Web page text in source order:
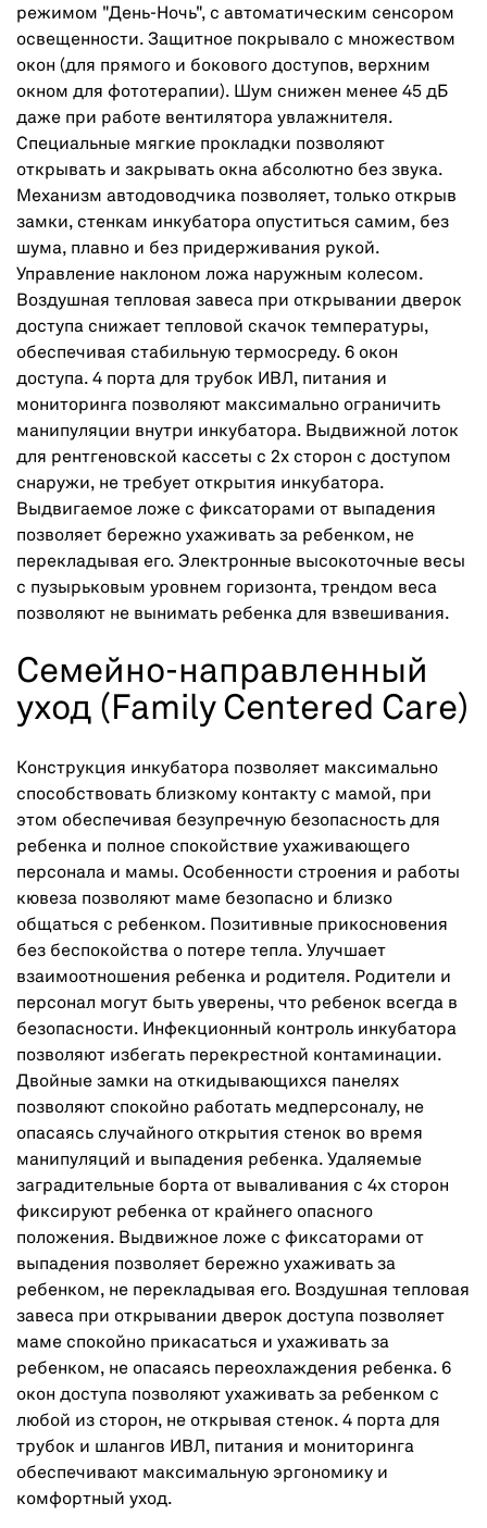
режимом "День-Ночь", с автоматическим сенсором
освещенности. Защитное покрывало с множеством
окон (для прямого и бокового доступов, верхним
окном для фототерапии). Шум снижен менее 45 дБ
даже при работе вентилятора увлажнителя.
Специальные мягкие прокладки позволяют
открывать и закрывать окна абсолютно без звука.
Механизм автодоводчика позволяет, только открыв
замки, стенкам инкубатора опуститься самим, без
шума, плавно и без придерживания рукой.
Управление наклоном ложа наружным колесом.
Воздушная тепловая завеса при открывании дверок
доступа снижает тепловой скачок температуры,
обеспечивая стабильную термосреду. 6 окон
доступа. 4 порта для трубок ИВЛ, питания и
мониторинга позволяют максимально ограничить
манипуляции внутри инкубатора. Выдвижной лоток
для рентгеновской кассеты с 2х сторон с доступом
снаружи, не требует открытия инкубатора.
Выдвигаемое ложе с фиксаторами от выпадения
позволяет бережно ухаживать за ребенком, не
перекладывая его. Электронные высокоточные весы
с пузырьковым уровнем горизонта, трендом веса
позволяют не вынимать ребенка для взвешивания.
Семейно-направленный
уход (Family Centered Care)
Конструкция инкубатора позволяет максимально
способствовать близкому контакту с мамой, при
этом обеспечивая безупречную безопасность для
ребенка и полное спокойствие ухаживающего
персонала и мамы. Особенности строения и работы
кювеза позволяют маме безопасно и близко
общаться с ребенком. Позитивные прикосновения
без беспокойства о потере тепла. Улучшает
взаимоотношения ребенка и родителя. Родители и
персонал могут быть уверены, что ребенок всегда в
безопасности. Инфекционный контроль инкубатора
позволяют избегать перекрестной контаминации.
Двойные замки на откидывающихся панелях
позволяют спокойно работать медперсоналу, не
опасаясь случайного открытия стенок во время
манипуляций и выпадения ребенка. Удаляемые
заградительные борта от вываливания с 4х сторон
фиксируют ребенка от крайнего опасного
положения. Выдвижное ложе с фиксаторами от
выпадения позволяет бережно ухаживать за
ребенком, не перекладывая его. Воздушная тепловая
завеса при открывании дверок доступа позволяет
маме спокойно прикасаться и ухаживать за
ребенком, не опасаясь переохлаждения ребенка. 6
окон доступа позволяют ухаживать за ребенком с
любой из сторон, не открывая стенок. 4 порта для
трубок и шлангов ИВЛ, питания и мониторинга
обеспечивают максимальную эргономику и
комфортный уход.